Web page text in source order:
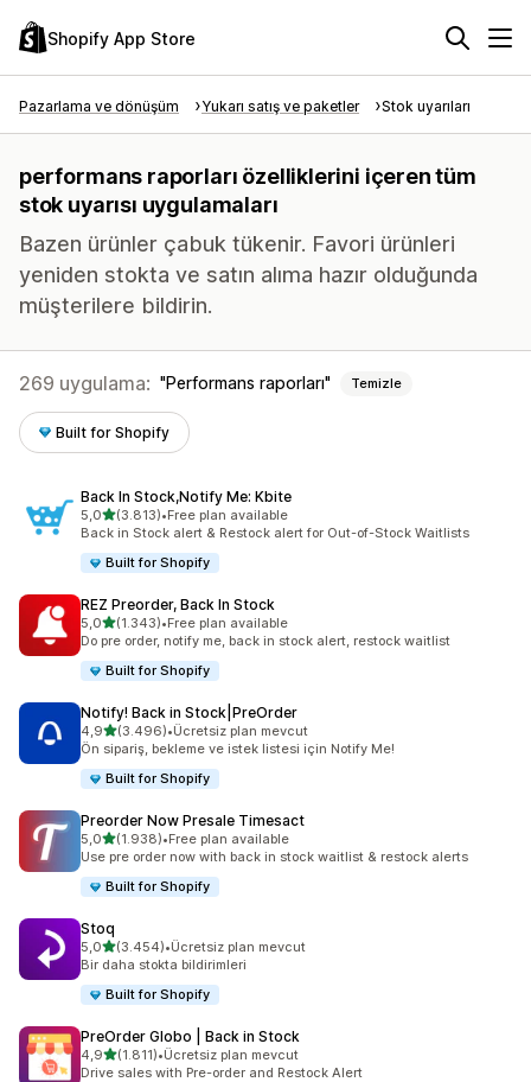
Shopify App Store
Pazarlama ve dönüşüm Yukarı satış ve paketler Stok uyarıları
performans raporları özelliklerini içeren tüm
stok uyarısı uygulamaları
Bazen ürünler çabuk tükenir. Favori ürünleri
yeniden stokta ve satın alıma hazır olduğunda
müşterilere bildirin.
269 uygulama: Performans raporları Temizle
Built for Shopify
Back In Stock,Notify Me: Kbite
5,05 yıldız üzerinden
(3.813)
toplam 3813 değerlendirme
•Free plan available
Back in Stock alert & Restock alert for Out-of-Stock Waitlists
Built for Shopify
REZ Preorder, Back In Stock
5,05 yıldız üzerinden
(1.343)
toplam 1343 değerlendirme
•Free plan available
Do pre order, notify me, back in stock alert, restock waitlist
Built for Shopify
Notify! Back in Stock|PreOrder
4,95 yıldız üzerinden
(3.496)
toplam 3496 değerlendirme
•Ücretsiz plan mevcut
Ön sipariş, bekleme ve istek listesi için Notify Me!
Built for Shopify
Preorder Now Presale Timesact
5,05 yıldız üzerinden
(1.938)
toplam 1938 değerlendirme
•Free plan available
Use pre order now with back in stock waitlist & restock alerts
Built for Shopify
Stoq
5,05 yıldız üzerinden
(3.454)
toplam 3454 değerlendirme
•Ücretsiz plan mevcut
Bir daha stokta bildirimleri
Built for Shopify
PreOrder Globo | Back in Stock
4,95 yıldız üzerinden
(1.811)
toplam 1811 değerlendirme
•Ücretsiz plan mevcut
Drive sales with Pre-order and Restock Alert